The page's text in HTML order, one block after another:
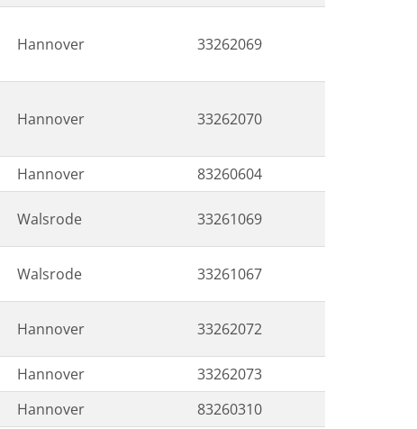
Hannover 33262069
Hannover 33262070
Hannover
83260604
Walsrode 33261069
Walsrode 33261067
Hannover 33262072
Hannover
33262073
Hannover
83260310